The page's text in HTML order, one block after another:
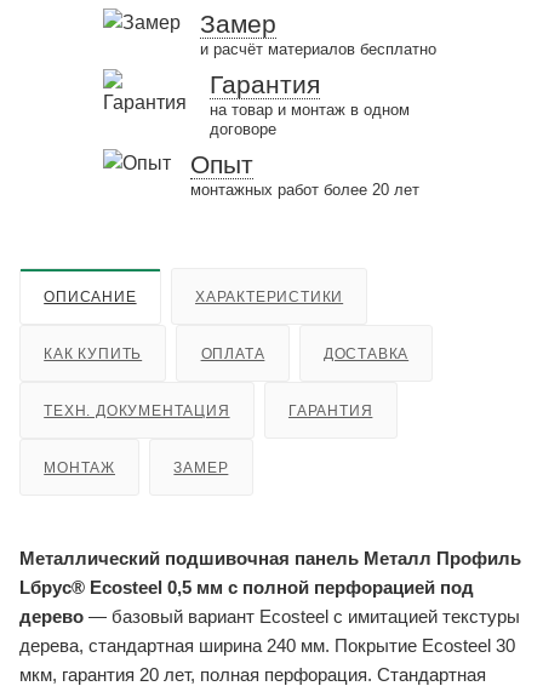
Замер
и расчёт материалов бесплатно
Гарантия
на товар и монтаж в одном
договоре
Опыт
монтажных работ более 20 лет
ОПИСАНИЕ ХАРАКТЕРИСТИКИ
КАК КУПИТЬ ОПЛАТА ДОСТАВКА
ТЕХН. ДОКУМЕНТАЦИЯ ГАРАНТИЯ
МОНТАЖ ЗАМЕР
Металлический подшивочная панель Металл Профиль
Lбрус® Ecosteel 0,5 мм с полной перфорацией под
дерево — базовый вариант Ecosteel с имитацией текстуры
дерева, стандартная ширина 240 мм. Покрытие Ecosteel 30
мкм, гарантия 20 лет, полная перфорация. Стандартная